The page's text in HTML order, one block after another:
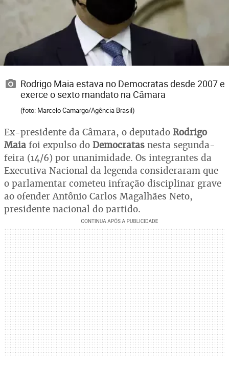
Rodrigo Maia estava no Democratas desde 2007 e
exerce o sexto mandato na Câmara
(foto: Marcelo Camargo/Agência Brasil)
Ex-presidente da Câmara, o deputado Rodrigo
Maia foi expulso do Democratas nesta segunda-
feira (14/6) por unanimidade. Os integrantes da
Executiva Nacional da legenda consideraram que
o parlamentar cometeu infração disciplinar grave
ao ofender Antônio Carlos Magalhães Neto,
presidente nacional do partido.